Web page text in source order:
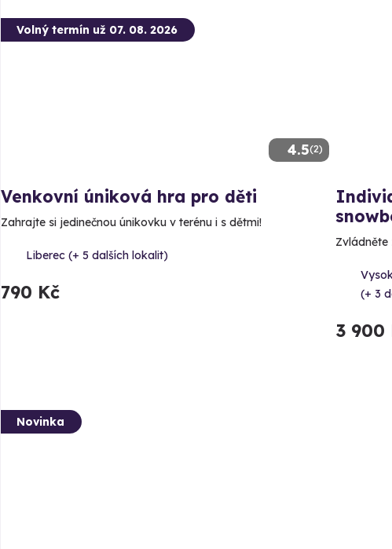
4.5(2)
Volný termín už 07. 08. 2026
Venkovní úniková hra pro děti
Zahrajte si jedinečnou únikovku v terénu i s dětmi!
Liberec (+ 5 dalších lokalit)
790 Kč
Zvládněte
(+ 3
3 900
Novinka